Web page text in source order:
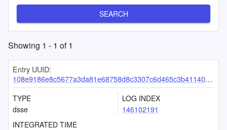
SEARCH
Showing 1 - 1 of1
Entry UUID:
108e9186e8c5677a3da81e68758d8c3307c6d465c3b4114055457d5e388060a0c02a7e1ed9b6738c
TYPE
dsse
LOG INDEX
146102191
INTEGRATED TIME